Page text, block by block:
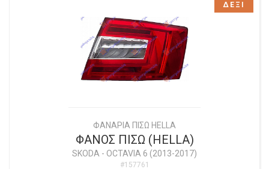
ΦΑΝΑΡΙΑ ΠΙΣΩ HELLA
ΦΑΝΟΣ ΠΙΣΩ (HELLA)
SKODA - OCTAVIA 6 (2013-2017)
#157761
ΔΕΞΙ